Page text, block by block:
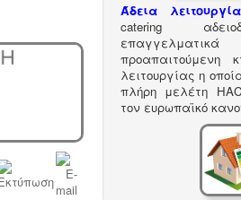
Άδεια
catering
επαγγελματικά
προαπαιτούμενη
λειτουργίας η
πλήρη μελέτη
τον ευρωπαϊκό